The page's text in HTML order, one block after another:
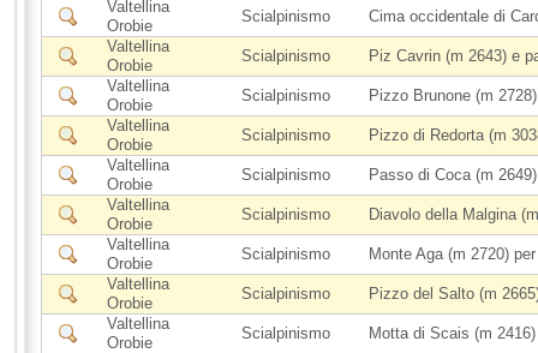
Valtellina
Orobie
Scialpinismo
Cima occidentale di
Valtellina
Orobie
Scialpinismo
Piz Cavrin (m 2643) e
Valtellina
Orobie
Scialpinismo
Pizzo Brunone (m 2728)
Valtellina
Orobie
Scialpinismo
Pizzo di Redorta (m
Valtellina
Orobie
Scialpinismo
Passo di Coca (m 2649)
Valtellina
Orobie
Scialpinismo
Diavolo della Malgina
Valtellina
Orobie
Scialpinismo
Monte Aga (m 2720)
Valtellina
Orobie
Scialpinismo
Pizzo del Salto (m
Valtellina
Orobie
Scialpinismo
Motta di Scais (m 2416)